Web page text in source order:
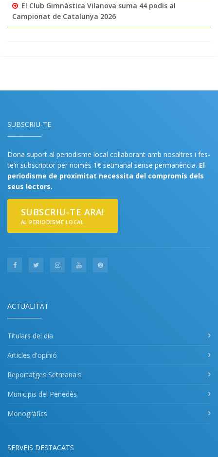
El Club Gimnàstica Vilanova suma 44 podis al
Campionat de Catalunya 2026
SUBSCRIU-TE
Dona suport al periodisme local col·laborant amb nosaltres i fes-
te’n subscriptor per només 1€ setmanal sense permanència. El
periodisme de proximitat necessita del compromís dels
seus lectors.
SUBSCRIU-TE ARA!
AL PERIODISME LOCAL
ACTUALITAT
Titulars del dia
Articles d'opinió
Reportatges Setmanals
Municipis del Penedès
Monogràfics
SERVEIS DESTACATS